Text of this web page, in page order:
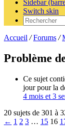
Sidebar
Switch skin
Accueil / Forums /
Problème
Ce sujet
jour pour la
4 mois et 3
20 sujets de 301 à
← 1 2 3 … 15 16